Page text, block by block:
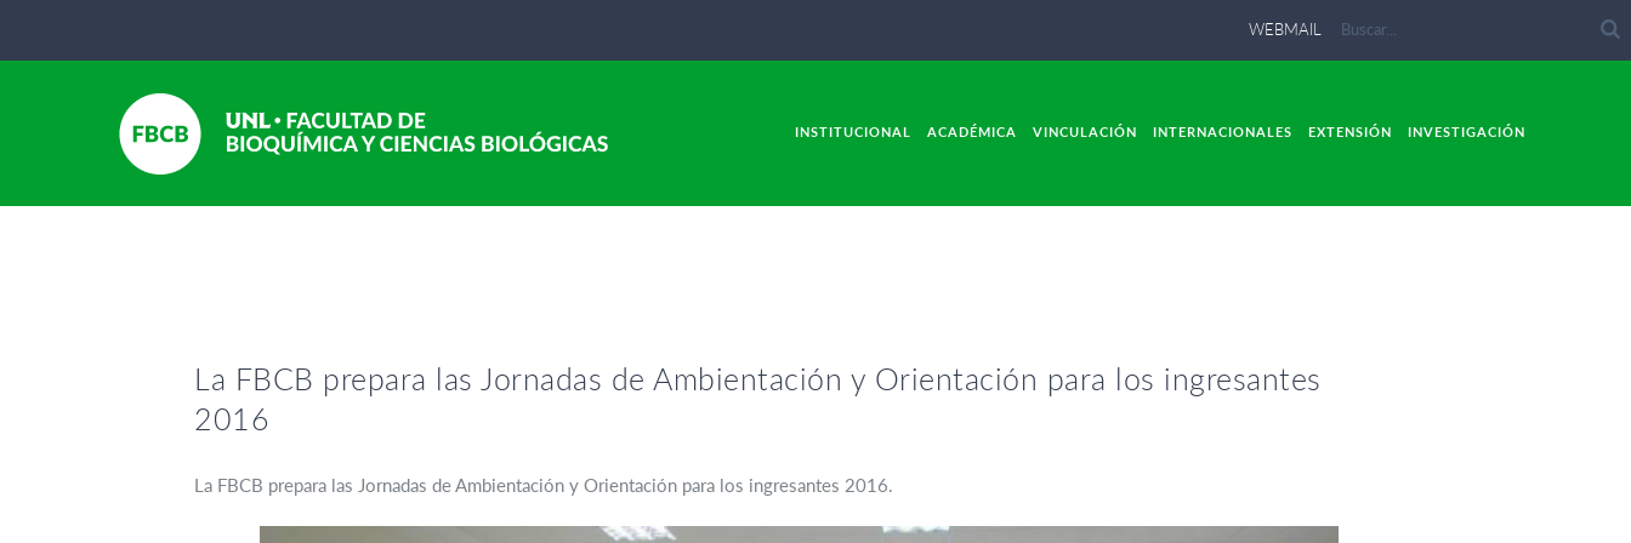
WEBMAIL
INSTITUCIONAL ACADÉMICA VINCULACIÓN INTERNACIONALES EXTENSIÓN INVESTIGACIÓN
La FBCB prepara las Jornadas de Ambientación y Orientación para los ingresantes
2016
La FBCB prepara las Jornadas de Ambientación y Orientación para los ingresantes 2016.